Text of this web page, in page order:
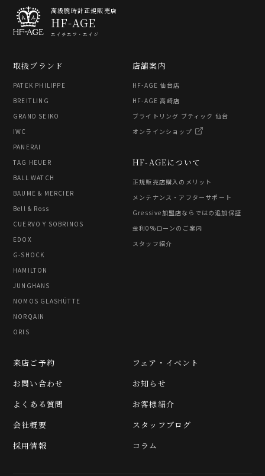
高級腕時計正規販売店
HF-AGE
エイチエフ・エイジ
取扱ブランド
PATEK PHILIPPE
BREITLING
GRAND SEIKO
IWC
PANERAI
TAG HEUER
BALL WATCH
BAUME & MERCIER
Bell & Ross
CUERVO Y SOBRINOS
EDOX
G-SHOCK
HAMILTON
JUNGHANS
NOMOS GLASHÜTTE
NORQAIN
ORIS
HF-AGEについて
正規販売店購入のメリット
メンテナンス・アフターサポート
Gressive加盟店ならではの追加保証
金利0%ローンのご案内
スタッフ紹介
店舗案内
HF-AGE 仙台店
HF-AGE 高崎店
ブライトリング ブティック 仙台
オンラインショップ
フェア・イベント
お知らせ
お客様紹介
スタッフブログ
コラム
来店ご予約
お問い合わせ
よくある質問
会社概要
採用情報